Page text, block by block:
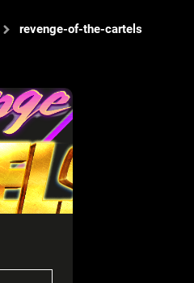
revenge-of-the-cartels